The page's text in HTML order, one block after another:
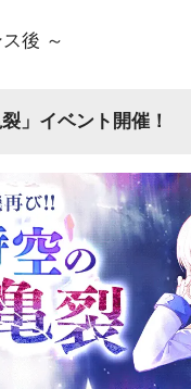
後 ～
」イベント開催！